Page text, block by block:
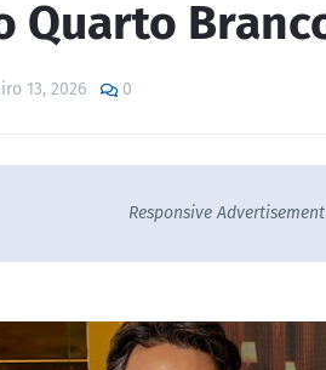
Quarto
13, 2026 0
Responsive Advertisement